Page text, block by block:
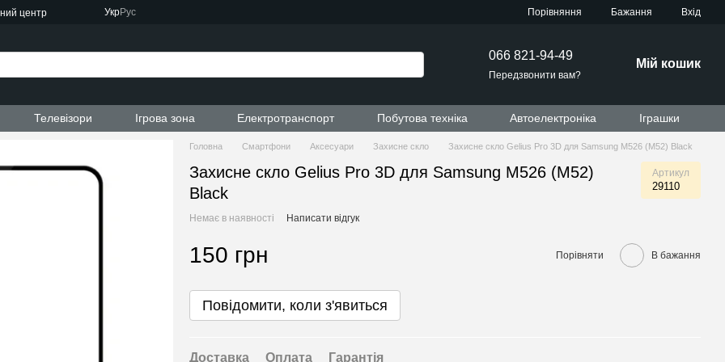
центр
УкрРус Порівняння Бажання Вхід
066 821-94-49
Передзвонити вам?
Мій кошик
Телевізори Ігрова зона Електротранспорт Побутова техніка Автоелектроніка Іграшки
Головна Смартфони Аксесуари Захисне скло Захисне скло Gelius Pro 3D для Samsung M526 (M52) Black
Захисне скло Gelius Pro 3D для Samsung M526 (M52)
Black
Артикул
29110
Немає в наявності Написати відгук
150 грн Порівняти В бажання
Повідомити, коли з'явиться
Доставка Оплата Гарантія